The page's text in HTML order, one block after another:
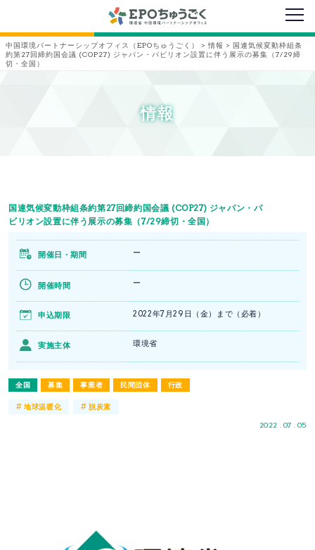
メニ
中国環境パートナーシップオフィス（EPOちゅうごく） > 情報 > 国連気候変動枠組条
約第27回締約国会議 (COP27) ジャパン・パビリオン設置に伴う展示の募集（7/29締
切・全国）
情報
国連気候変動枠組条約第27回締約国会議 (COP27) ジャパン・パ
ビリオン設置に伴う展示の募集（7/29締切・全国）
全国 募集 事業者 民間団体 行政
2022 . 07 . 05
開催日・期間 ー
開催時間 ー
申込期限 2022年7月29日（金）まで（必着）
実施主体 環境省
#地球温暖化 # 脱炭素